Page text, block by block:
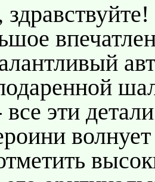
эти